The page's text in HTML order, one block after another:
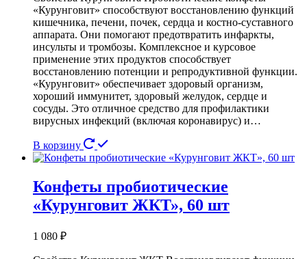
«Курунговит» способствуют восстановлению функций
кишечника, печени, почек, сердца и костно-суставного
аппарата. Они помогают предотвратить инфаркты,
инсульты и тромбозы. Комплексное и курсовое
применение этих продуктов способствует
восстановлению потенции и репродуктивной функции.
«Курунговит» обеспечивает здоровый организм,
хороший иммунитет, здоровый желудок, сердце и
сосуды. Это отличное средство для профилактики
вирусных инфекций (включая коронавирус) и…
В корзину
Конфеты пробиотические
«Курунговит ЖКТ», 60 шт
1 080 ₽